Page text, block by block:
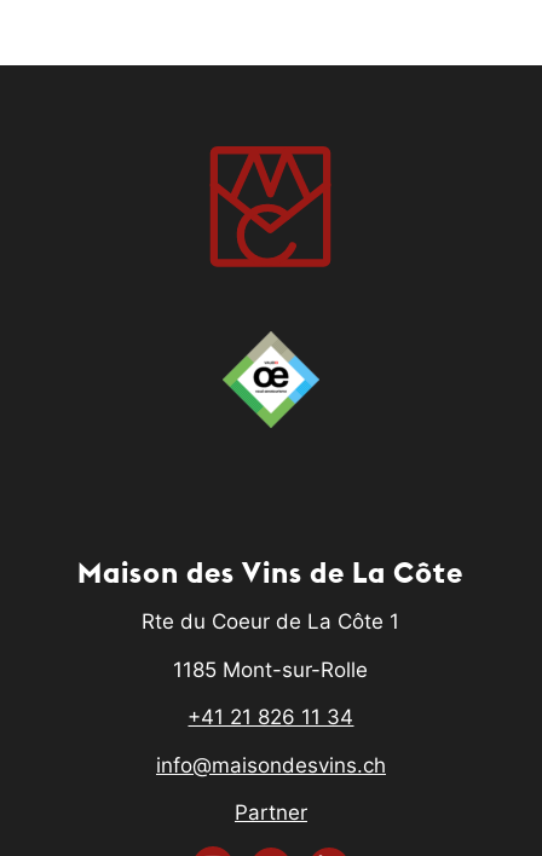
Maison des Vins de La Côte
Rte du Coeur de La Côte 1
1185 Mont-sur-Rolle
+41 21 826 11 34
info@maisondesvins.ch
Partner